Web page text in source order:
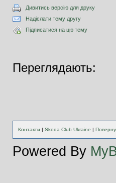
Дивитись версію для друку
Надіслати тему другу
Підписатися на цю тему
Переглядають:
Контакти | Skoda Club Ukraine |
Powered By